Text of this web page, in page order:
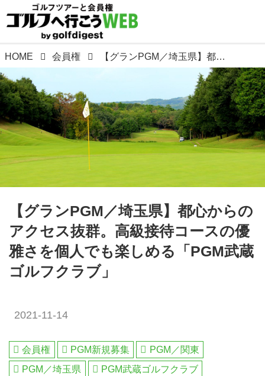
HOME 会員権 【グランPGM／埼玉県】都心からのアクセス抜群。高級接待コースの優雅さを個人でも楽しめる「PGM武蔵ゴルフクラブ」
【グランPGM／埼玉県】都心からの
アクセス抜群。高級接待コースの優
雅さを個人でも楽しめる「PGM武蔵
ゴルフクラブ」
2021-11-14
会員権 PGM新規募集
PGM／関東
PGM／埼玉県
PGM武蔵ゴルフクラブ